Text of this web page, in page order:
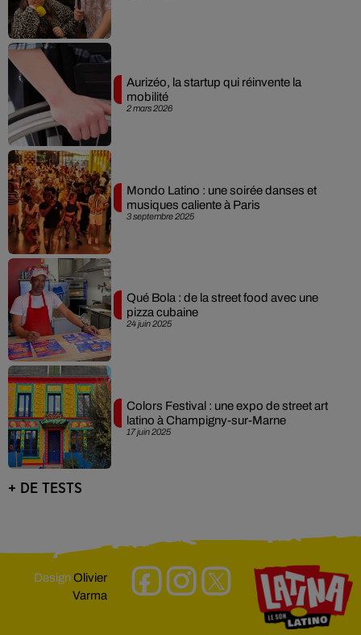
2 mars 2026
Aurizéo, la startup qui réinvente la
mobilité
3 septembre 2025
Mondo Latino : une soirée danses et
musiques caliente à Paris
24 juin 2025
Qué Bola : de la street food avec une
pizza cubaine
17 juin 2025
Colors Festival : une expo de street art
latino à Champigny-sur-Marne
+ DE TESTS
DesignOlivier
Varma